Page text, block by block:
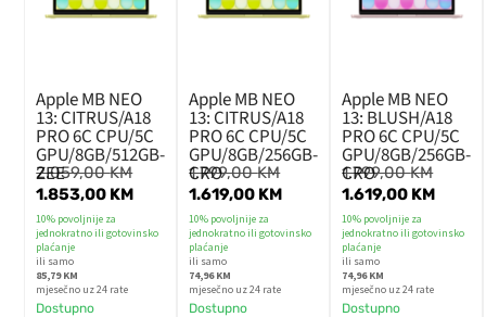
Apple MB NEO
13: CITRUS/A18
PRO 6C CPU/5C
GPU/8GB/512GB-
ZEE
2.059,00KM
1.853,00 KM
10% povoljnije za
jednokratno ili gotovinsko
plaćanje
ili samo
85,79 KM
mjesečno uz 24 rate
Dostupno
Apple MB NEO
13: CITRUS/A18
PRO 6C CPU/5C
GPU/8GB/256GB-
CRO
1.799,00KM
1.619,00 KM
10% povoljnije za
jednokratno ili gotovinsko
plaćanje
ili samo
74,96 KM
mjesečno uz 24 rate
Dostupno
Apple MB NEO
13: BLUSH/A18
PRO 6C CPU/5C
GPU/8GB/256GB-
CRO
1.799,00KM
1.619,00 KM
10% povoljnije za
jednokratno ili gotovinsko
plaćanje
ili samo
74,96 KM
mjesečno uz 24 rate
Dostupno